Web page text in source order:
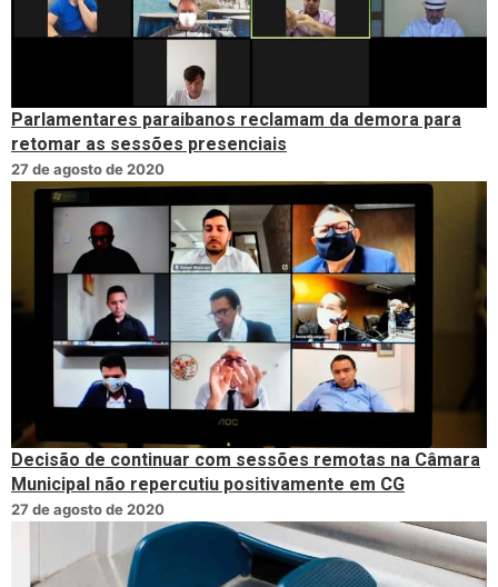
Parlamentares paraibanos reclamam da demora para
retomar as sessões presenciais
27 de agosto de 2020
Decisão de continuar com sessões remotas na Câmara
Municipal não repercutiu positivamente em CG
27 de agosto de 2020